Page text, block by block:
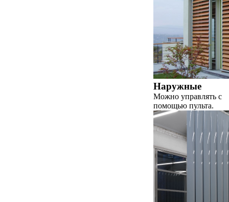
Наружные
Можно управлять с
помощью пульта.